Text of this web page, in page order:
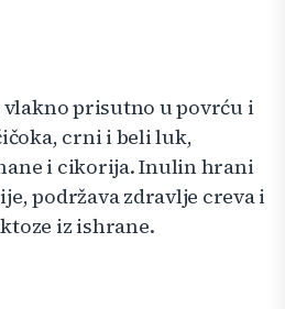
prisutno u povrću i
crni i beli luk,
i cikorija. Inulin hrani
podržava zdravlje creva i
iz ishrane.